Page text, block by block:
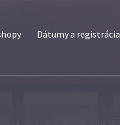
Dátumy a registrácia